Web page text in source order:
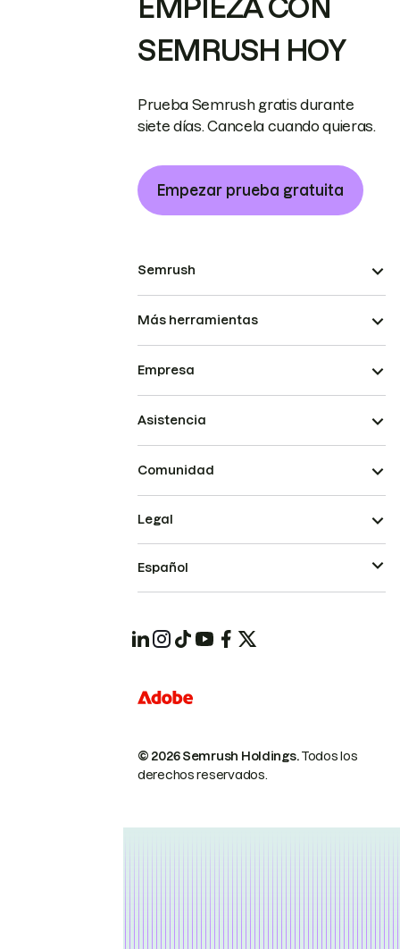
EMPIEZA CON
SEMRUSH HOY
Prueba Semrush gratis durante
siete días. Cancela cuando quieras.
Empezar prueba gratuita
Semrush
Más herramientas
Empresa
Asistencia
Comunidad
© 2026 Semrush Holdings.Todos los
derechos reservados.
Legal
Español